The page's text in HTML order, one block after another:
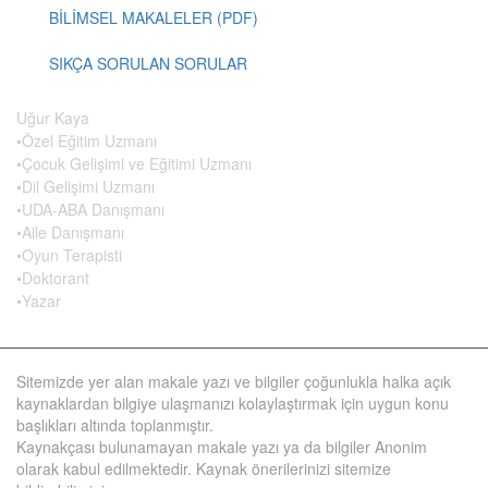
BİLİMSEL MAKALELER (PDF)
SIKÇA SORULAN SORULAR
Uğur Kaya
•Özel Eğitim Uzmanı
•Çocuk Gelişimi ve Eğitimi Uzmanı
•Dil Gelişimi Uzmanı
•UDA-ABA Danışmanı
•Aile Danışmanı
•Oyun Terapisti
•Doktorant
•Yazar
Sitemizde yer alan makale yazı ve bilgiler çoğunlukla halka açık
kaynaklardan bilgiye ulaşmanızı kolaylaştırmak için uygun konu
başlıkları altında toplanmıştır.
Kaynakçası bulunamayan makale yazı ya da bilgiler Anonim
olarak kabul edilmektedir. Kaynak önerilerinizi sitemize